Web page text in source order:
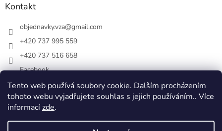
Tento web používá soubory cookie. Dalším procházením
tohoto webu vyjadřujete souhlas s jejich používáním.. Více
informacízde.
Kontakt
objednavky.vza@gmail.com
+420 737 995 559
+420 737 516 658
Facebook
vsezakatu/
+420 737 516 658